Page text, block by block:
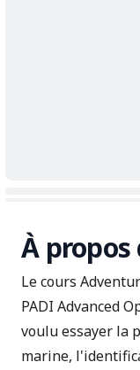
À propos
Le cours
PADI Advanced
voulu essayer la
marine,